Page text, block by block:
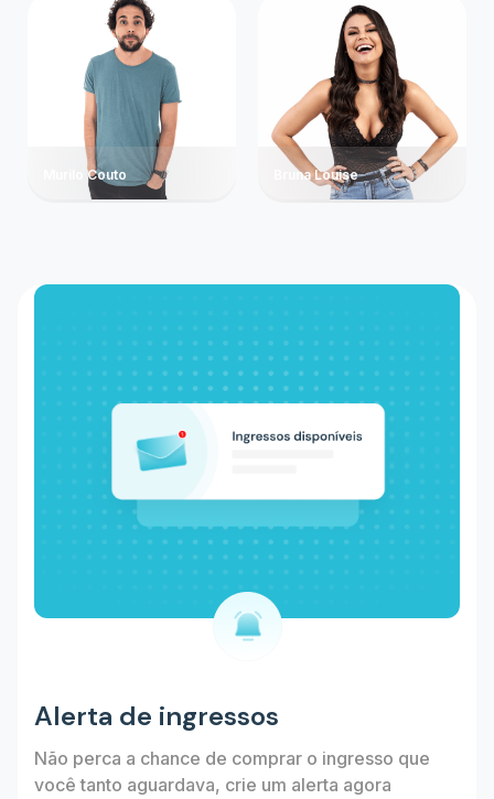
Murilo Couto Bruna Louise
Alerta de ingressos
Não perca a chance de comprar o ingresso que
você tanto aguardava, crie um alerta agora